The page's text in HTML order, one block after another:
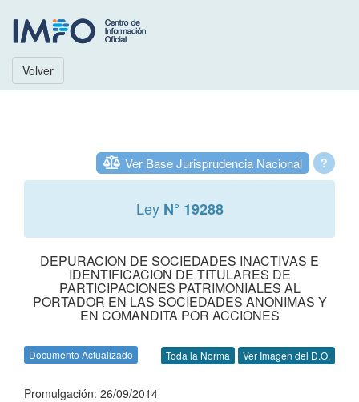
Volver
?
Ver Base Jurisprudencia Nacional
Ley N° 19288
DEPURACION DE SOCIEDADES INACTIVAS E
IDENTIFICACION DE TITULARES DE
PARTICIPACIONES PATRIMONIALES AL
PORTADOR EN LAS SOCIEDADES ANONIMAS Y
EN COMANDITA POR ACCIONES
Documento Actualizado Toda la Norma Ver Imagen del D.O.
Promulgación: 26/09/2014